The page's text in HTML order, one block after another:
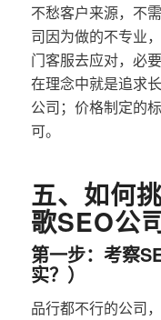
不愁客户来源，不
司因为做的不专业
门客服去应对，必
在理念中就是追求
公司；价格制定的
可。
五、如何
歌SEO公
第一步：考察
实？）
品行都不行的公司